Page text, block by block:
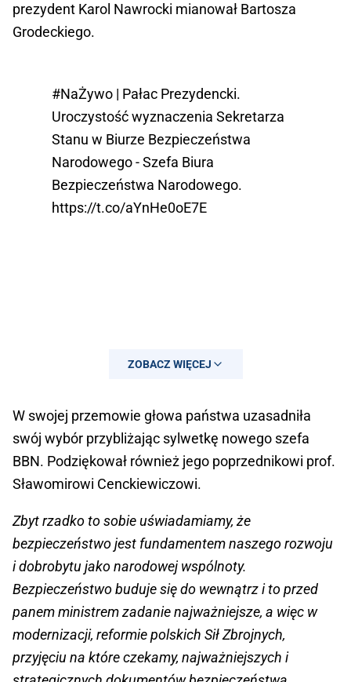
prezydent Karol Nawrocki mianował Bartosza
Grodeckiego.
#NaŻywo | Pałac Prezydencki.
Uroczystość wyznaczenia Sekretarza
Stanu w Biurze Bezpieczeństwa
Narodowego - Szefa Biura
Bezpieczeństwa Narodowego.
https://t.co/aYnHe0oE7E
(@prezydentpl)May 8, 2026
ZOBACZ WIĘCEJ
W swojej przemowie głowa państwa uzasadniła
swój wybór przybliżając sylwetkę nowego szefa
BBN. Podziękował również jego poprzednikowi prof.
Sławomirowi Cenckiewiczowi.
Zbyt rzadko to sobie uświadamiamy, że
bezpieczeństwo jest fundamentem naszego rozwoju
i dobrobytu jako narodowej wspólnoty.
Bezpieczeństwo buduje się do wewnątrz i to przed
panem ministrem zadanie najważniejsze, a więc w
modernizacji, reformie polskich Sił Zbrojnych,
przyjęciu na które czekamy, najważniejszych i